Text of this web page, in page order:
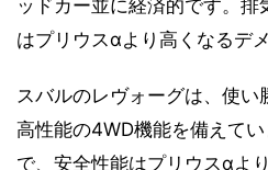
ッドカー並に経済的です。
はプリウスαより高くなるデ
スバルのレヴォーグは、使い
高性能の4WD機能を備えて
で、安全性能はプリウスαよ